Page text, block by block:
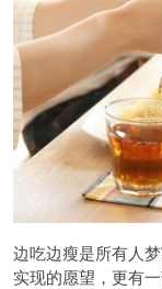
边吃边瘦是所有人
实现的愿望，更有